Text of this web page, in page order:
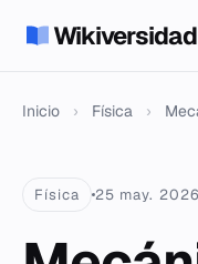
Wikiversidad
Inicio › Física ›
Física 25 may. 2026